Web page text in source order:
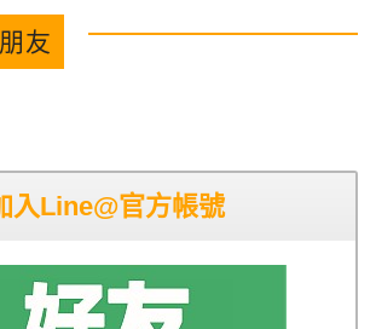
友
入Line@官方帳號